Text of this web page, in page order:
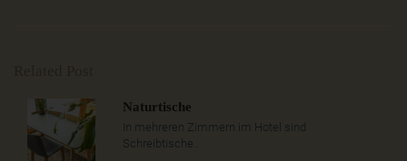
Naturtische
In mehreren Zimmern im Hotel sind
Schreibtische..